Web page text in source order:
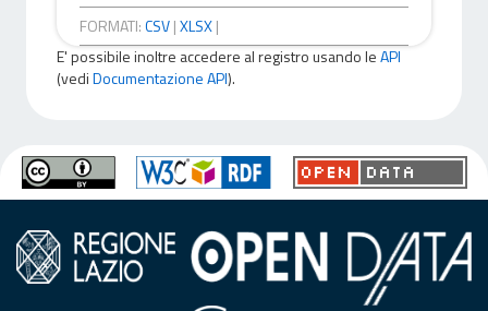
FORMATI:CSV|XLSX|
E' possibile inoltre accedere al registro usando leAPI
(vediDocumentazione API).